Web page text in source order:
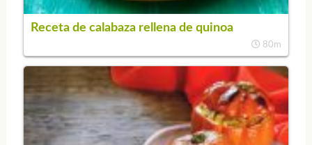
Receta de calabaza rellena de quinoa
80m